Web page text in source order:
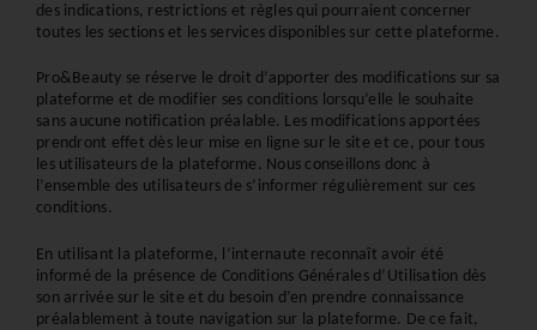
des indications, restrictions et règles qui pourraient concerner
toutes les sections et les services disponibles sur cette plateforme.
Pro&Beauty se réserve le droit d’apporter des modifications sur sa
plateforme et de modifier ses conditions lorsqu’elle le souhaite
sans aucune notification préalable. Les modifications apportées
prendront effet dès leur mise en ligne sur le site et ce, pour tous
les utilisateurs de la plateforme. Nous conseillons donc à
l’ensemble des utilisateurs de s’informer régulièrement sur ces
conditions.
En utilisant la plateforme, l’internaute reconnaît avoir été
informé de la présence de Conditions Générales d’Utilisation dès
son arrivée sur le site et du besoin d’en prendre connaissance
préalablement à toute navigation sur la plateforme. De ce fait,